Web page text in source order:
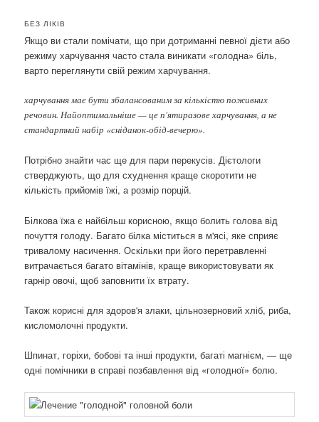
БЕЗ ЛІКІВ
Якщо ви стали помічати, що при дотриманні певної дієти або
режиму харчування часто стала виникати «голодна» біль,
варто переглянути свій режим харчування.
харчування має бути збалансованим за кількістю поживних
речовин. Найоптимальніше — це п'ятиразове харчування, а не
стандартний набір «сніданок-обід-вечерю».
Потрібно знайти час ще для пари перекусів. Дієтологи
стверджують, що для схуднення краще скоротити не
кількість прийомів їжі, а розмір порцій.
Білкова їжа є найбільш корисною, якщо болить голова від
почуття голоду. Багато білка міститься в м'ясі, яке сприяє
тривалому насичення. Оскільки при його перетравленні
витрачається багато вітамінів, краще використовувати як
гарнір овочі, щоб заповнити їх втрату.
Також корисні для здоров'я злаки, цільнозерновий хліб, риба,
кисломолочні продукти.
Шпинат, горіхи, бобові та інші продукти, багаті магнієм, — ще
одні помічники в справі позбавлення від «голодної» болю.